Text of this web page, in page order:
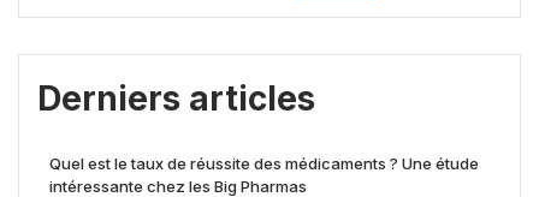
Derniers articles
Quel est le taux de réussite des médicaments ? Une étude
intéressante chez les Big Pharmas